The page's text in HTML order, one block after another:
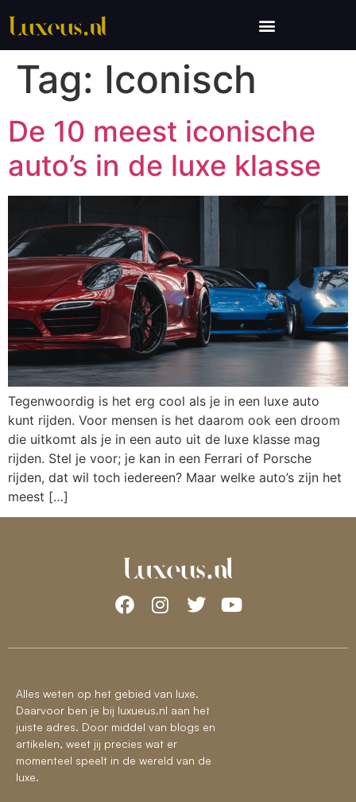
Tag: Iconisch
De 10 meest iconische
auto’s in de luxe klasse
Tegenwoordig is het erg cool als je in een luxe auto
kunt rijden. Voor mensen is het daarom ook een droom
die uitkomt als je in een auto uit de luxe klasse mag
rijden. Stel je voor; je kan in een Ferrari of Porsche
rijden, dat wil toch iedereen? Maar welke auto’s zijn het
meest […]
Alles weten op het gebied van luxe.
Daarvoor ben je bij luxueus.nl aan het
juiste adres. Door middel van blogs en
artikelen, weet jij precies wat er
momenteel speelt in de wereld van de
luxe.